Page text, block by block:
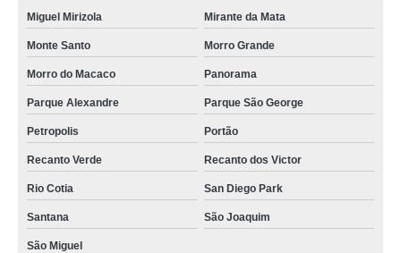
Miguel Mirizola Mirante da Mata
Monte Santo Morro Grande
Morro do Macaco Panorama
Parque Alexandre Parque São George
Petropolis Portão
Recanto Verde Recanto dos Victor
Rio Cotia San Diego Park
Santana São Joaquim
São Miguel